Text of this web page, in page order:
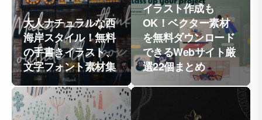
大人ナチュラルな西
海岸スタイル！無料
の手書きイラスト、
文字フォント素材集
イラスト作成も
OK！ベクター素材
を無料ダウンロード
できるWebサイト厳
選22個まとめ